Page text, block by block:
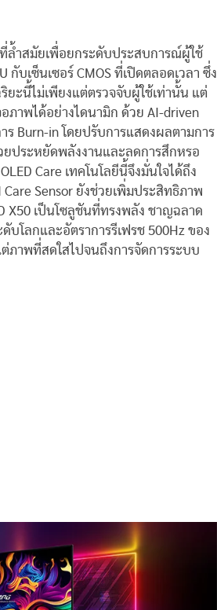
ที่ล้ำสมัยเพื่อยกระดับประสบการณ์ผู้ใช้
กับเซ็นเซอร์ CMOS ที่เปิดตลอดเวลา ซึ่ง
ะนี้ไม่เพียงแต่ตรวจจับผู้ใช้เท่านั้น แต่
ภาพได้อย่างไดนามิก ด้วย AI-driven
ร Burn-in โดยปรับการแสดงผลตามการ
ประหยัดพลังงานและลดการสึกหรอ
Care เทคโนโลยีนี้จึงมั่นใจได้ถึง
Sensor ยังช่วยเพิ่มประสิทธิภาพ
X50 เป็นโซลูชันที่ทรงพลัง ชาญฉลาด
บโลกและอัตราการรีเฟรช 500Hz ของ
าพที่สดใสไปจนถึงการจัดการระบบ